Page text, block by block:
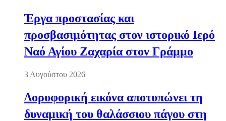
Έργα προστασίας και
προσβασιμότητας στον ιστορικό Ιερό
Ναό Αγίου Ζαχαρία στον Γράμμο
3 Αυγούστου 2026
Δορυφορική εικόνα αποτυπώνει τη
δυναμική του θαλάσσιου πάγου στη